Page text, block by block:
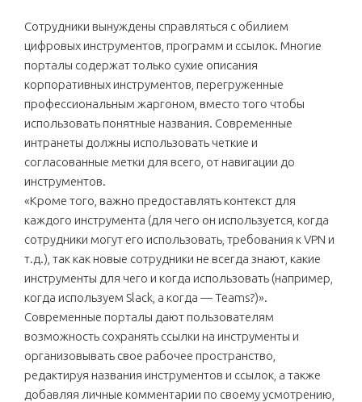
Сотрудники вынуждены справляться с обилием
цифровых инструментов, программ и ссылок. Многие
порталы содержат только сухие описания
корпоративных инструментов, перегруженные
профессиональным жаргоном, вместо того чтобы
использовать понятные названия. Современные
интранеты должны использовать четкие и
согласованные метки для всего, от навигации до
инструментов.
«Кроме того, важно предоставлять контекст для
каждого инструмента (для чего он используется, когда
сотрудники могут его использовать, требования к VPN и
т.д.), так как новые сотрудники не всегда знают, какие
инструменты для чего и когда использовать (например,
когда используем Slack, а когда — Teams?)».
Современные порталы дают пользователям
возможность сохранять ссылки на инструменты и
организовывать свое рабочее пространство,
редактируя названия инструментов и ссылок, а также
добавляя личные комментарии по своему усмотрению,